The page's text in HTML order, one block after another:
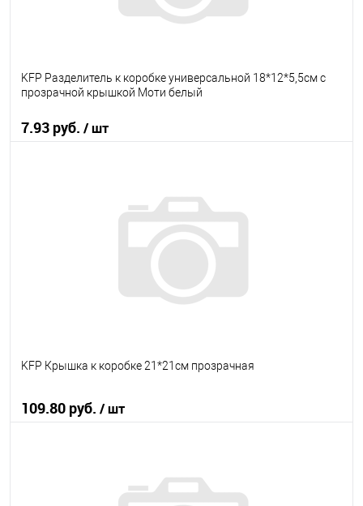
KFP Разделитель к коробке универсальной 18*12*5,5см с
прозрачной крышкой Моти белый
7.93 руб. / шт
В наличии
KFP Крышка к коробке 21*21см прозрачная
109.80 руб. / шт
В наличии